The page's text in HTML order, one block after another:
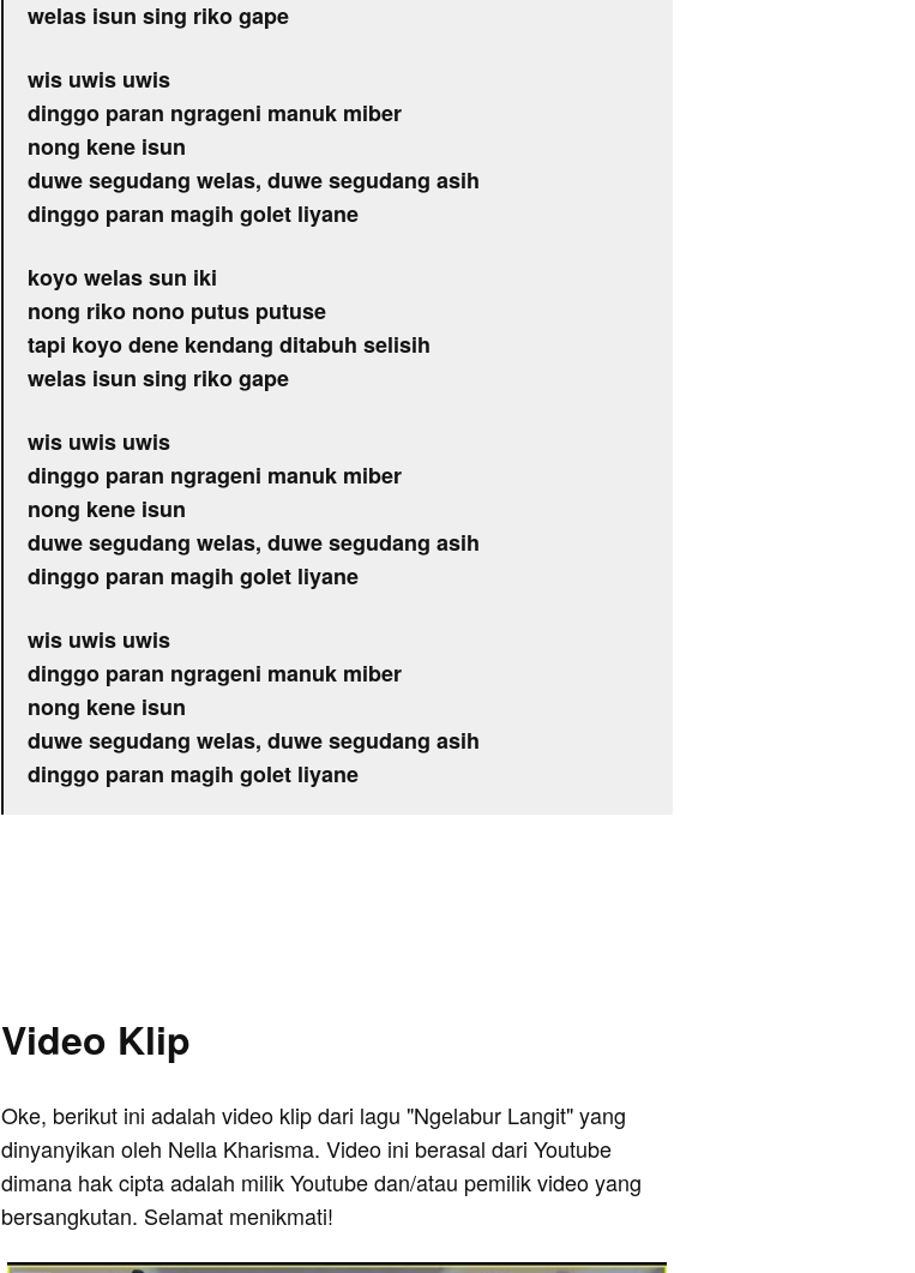
welas isun sing riko gape
wis uwis uwis
dinggo paran ngrageni manuk miber
nong kene isun
duwe segudang welas, duwe segudang asih
dinggo paran magih golet liyane
koyo welas sun iki
nong riko nono putus putuse
tapi koyo dene kendang ditabuh selisih
welas isun sing riko gape
wis uwis uwis
dinggo paran ngrageni manuk miber
nong kene isun
duwe segudang welas, duwe segudang asih
dinggo paran magih golet liyane
wis uwis uwis
dinggo paran ngrageni manuk miber
nong kene isun
duwe segudang welas, duwe segudang asih
dinggo paran magih golet liyane
Video Klip
Oke, berikut ini adalah video klip dari lagu "Ngelabur Langit" yang
dinyanyikan oleh Nella Kharisma. Video ini berasal dari Youtube
dimana hak cipta adalah milik Youtube dan/atau pemilik video yang
bersangkutan. Selamat menikmati!